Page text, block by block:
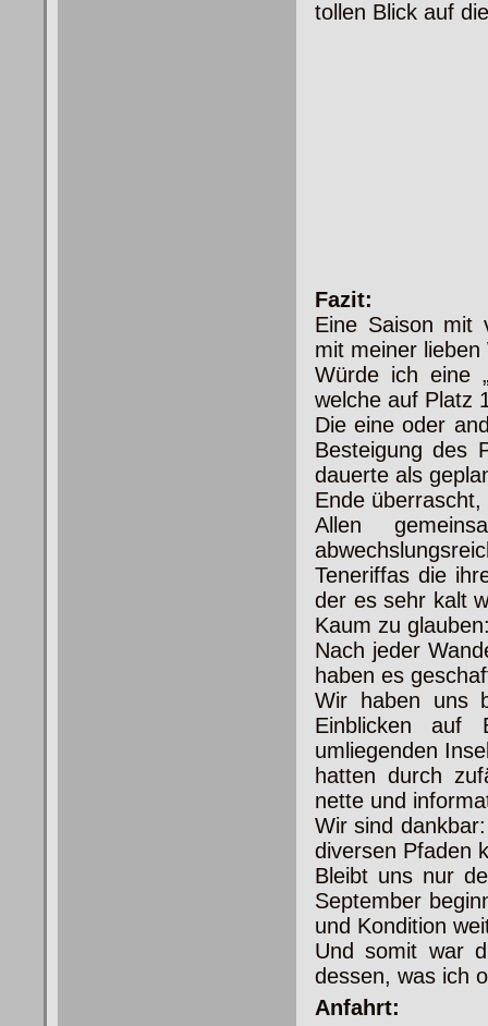
tollen Blick auf
Fazit:
Eine Saison mit
mit meiner
Würde ich eine
welche auf Platz
Die eine oder
Besteigung des
dauerte als
Ende
Allen
Teneriffas die
der es sehr kalt
Kaum zu
Nach jeder
haben es
Wir haben uns
Einblicken auf
umliegenden
hatten durch
nette und
Wir sind
diversen Pfaden
Bleibt uns nur
September
und Kondition
Und somit war
dessen, was ich
Anfahrt: